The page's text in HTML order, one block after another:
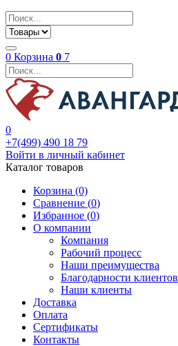
0 Корзина 0 7
0
+7(499) 490 18 79
Войти в личный кабинет
Каталог товаров
Корзина (0)
Сравнение (0)
Избранное (0)
О компании
Компания
Рабочий процесс
Наши преимущества
Благодарности клиентов
Наши клиенты
Доставка
Оплата
Сертификаты
Контакты